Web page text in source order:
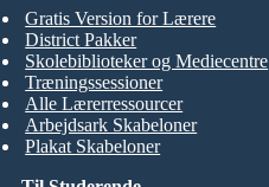
Gratis Version for Lærere
District Pakker
Skolebiblioteker og Mediecentre
Træningssessioner
Alle Lærerressourcer
Arbejdsark Skabeloner
Plakat Skabeloner